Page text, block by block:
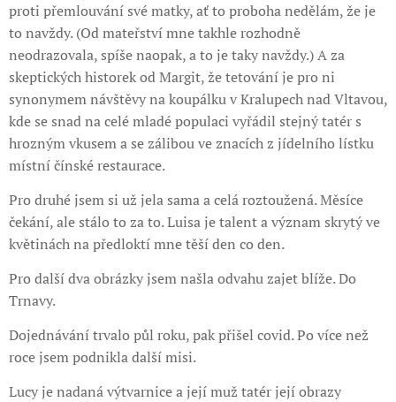
proti přemlouvání své matky, ať to proboha nedělám, že je
to navždy. (Od mateřství mne takhle rozhodně
neodrazovala, spíše naopak, a to je taky navždy.) A za
skeptických historek od Margit, že tetování je pro ni
synonymem návštěvy na koupálku v Kralupech nad Vltavou,
kde se snad na celé mladé populaci vyřádil stejný tatér s
hrozným vkusem a se zálibou ve znacích z jídelního lístku
místní čínské restaurace.
Pro druhé jsem si už jela sama a celá roztoužená. Měsíce
čekání, ale stálo to za to. Luisa je talent a význam skrytý ve
květinách na předloktí mne těší den co den.
Pro další dva obrázky jsem našla odvahu zajet blíže. Do
Trnavy.
Dojednávání trvalo půl roku, pak přišel covid. Po více než
roce jsem podnikla další misi.
Lucy je nadaná výtvarnice a její muž tatér její obrazy